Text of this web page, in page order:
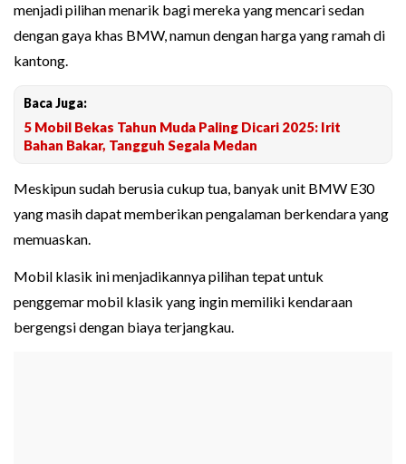
menjadi pilihan menarik bagi mereka yang mencari sedan
dengan gaya khas BMW, namun dengan harga yang ramah di
kantong.
Baca Juga:
5 Mobil Bekas Tahun Muda Paling Dicari 2025: Irit
Bahan Bakar, Tangguh Segala Medan
Meskipun sudah berusia cukup tua, banyak unit BMW E30
yang masih dapat memberikan pengalaman berkendara yang
memuaskan.
Mobil klasik ini menjadikannya pilihan tepat untuk
penggemar mobil klasik yang ingin memiliki kendaraan
bergengsi dengan biaya terjangkau.